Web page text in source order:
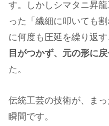
す。しかしシマタニ昇
った「繊細に叩いても
に何度も圧延を繰り返す
目がつかず、元の形に
た。
伝統工芸の技術が、ま
瞬間です。